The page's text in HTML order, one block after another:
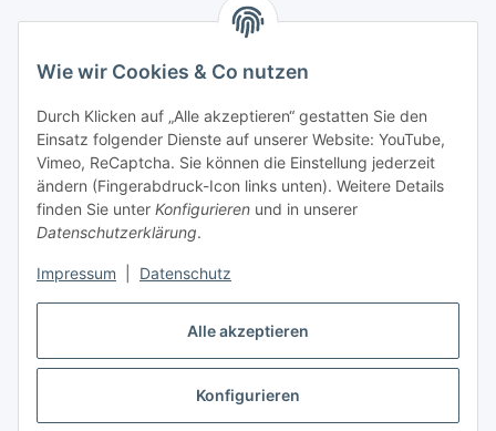
Alle akzeptieren
Konfigurieren
Wie wir Cookies & Co nutzen
Durch Klicken auf „Alle akzeptieren“ gestatten Sie den
Einsatz folgender Dienste auf unserer Website: YouTube,
Vimeo, ReCaptcha. Sie können die Einstellung jederzeit
ändern (Fingerabdruck-Icon links unten). Weitere Details
finden Sie unter Konfigurieren und in unserer
Datenschutzerklärung.
Impressum Datenschutz
Interessante Websites
Offizielle Osram Websites